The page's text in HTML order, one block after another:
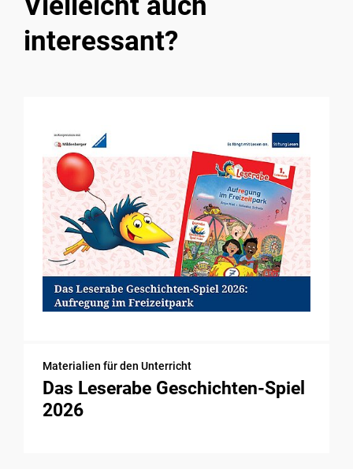
interessant?
Materialien für den Unterricht
Das Leserabe Geschichten-Spiel
2026